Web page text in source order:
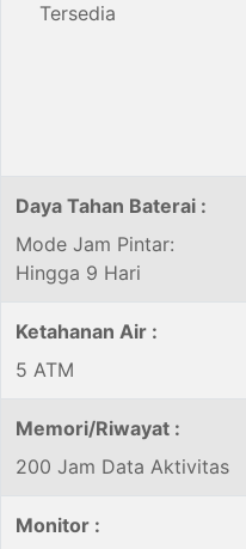
Tersedia
Daya Tahan Baterai :
Mode Jam Pintar:
Hingga 9 Hari
Ketahanan Air :
5 ATM
Memori/Riwayat :
200 Jam Data Aktivitas
Monitor :